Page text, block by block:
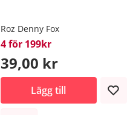
Roz Denny Fox
4 för 199kr
39,00 kr
Lägg till